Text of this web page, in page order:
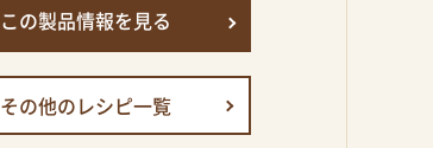
この製品情報を見る
その他のレシピ一覧